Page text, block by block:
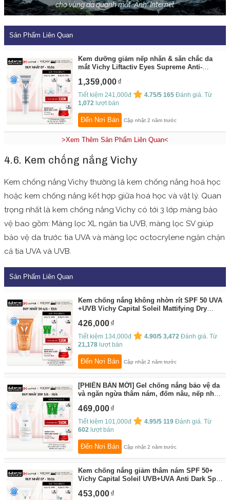
cho vùng da quanh mắt. Ảnh: Internet
Sản Phẩm Liên Quan
Kem dưỡng giảm nếp nhăn & săn chắc da
mắt Vichy Liftactiv Eyes Supreme Anti-
Store
1,359,000
Tiết kiệm 241,000đ 4.75/5 165 Đánh giá. Từ
1,072 lượt bán
Đến Nơi Bán Cập nhật 2 năm trước
>Xem Thêm Sản Phẩm Liên Quan<
4.6. Kem chống nắng Vichy
Kem chống nắng Vichy thường là kem chống nắng hoá học
hoặc kem chống nắng kết hợp giữa hoá học và vật lý. Quan
trọng nhất là kem chống nắng Vichy có tới 3 lớp màng bảo
vệ bao gồm: Màng lọc XL ngăn tia UVB, màng lọc SV giúp
bảo vệ da trước tia UVA và màng lọc octocrylene ngăn chặn
cả tia UVA và UVB.
Sản Phẩm Liên Quan
Kem chống nắng không nhờn rít SPF 50 UVA
+UVB Vichy Capital Soleil Mattifying Dry
426,000
Tiết kiệm 134,000đ 4.90/5 3,472 Đánh giá. Từ
21,178 lượt bán
Đến Nơi Bán Cập nhật 2 năm trước
[PHIÊN BẢN MỚI] Gel chống nắng bảo vệ da
và ngăn ngừa thâm nám, đốm nâu, nếp nhăn
Store
469,000
Tiết kiệm 101,000đ 4.95/5 119 Đánh giá. Từ
602 lượt bán
Đến Nơi Bán Cập nhật 2 năm trước
Kem chống nắng giảm thâm nám SPF 50+
Vichy Capital Soleil UVB+UVA Anti Dark Spot
453,000